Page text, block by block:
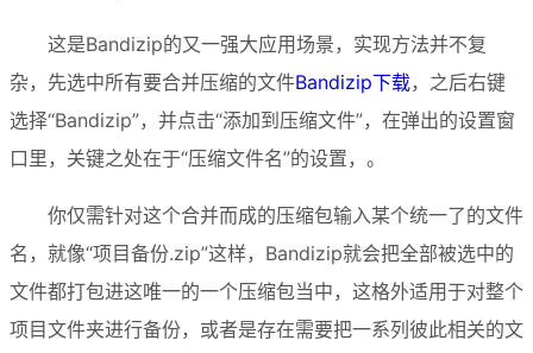
这是Bandizip的又一强大应用场景，实现方法并不复
杂，先选中所有要合并压缩的文件Bandizip下载，之后右键
选择“Bandizip”，并点击“添加到压缩文件”，在弹出的设置窗
口里，关键之处在于“压缩文件名”的设置，。
你仅需针对这个合并而成的压缩包输入某个统一了的文件
名，就像“项目备份.zip”这样，Bandizip就会把全部被选中的
文件都打包进这唯一的一个压缩包当中，这格外适用于对整个
项目文件夹进行备份，或者是存在需要把一系列彼此相关的文